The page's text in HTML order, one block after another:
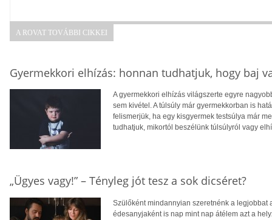
A ROVAT TOVÁBBI CIKKEI
Gyermekkori elhízás: honnan tudhatjuk, hogy baj
A gyermekkori elhízás világszerte egyre
sem kivétel. A túlsúly már gyermekkorban is
felismerjük, ha egy kisgyermek testsúlya már
tudhatjuk, mikortól beszélünk túlsúlyról vagy
„Ügyes vagy!” – Tényleg jót tesz a sok dicséret?
Szülőként mindannyian szeretnénk a legjobbat
édesanyjaként is nap mint nap átélem azt a